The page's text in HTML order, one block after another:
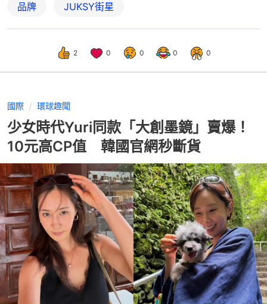
品牌 JUKSY街星
2 0 0 0 0
國際 環球趣聞
少女時代Yuri同款「大創墨鏡」賣爆！
10元高CP值 韓國官網秒斷貨